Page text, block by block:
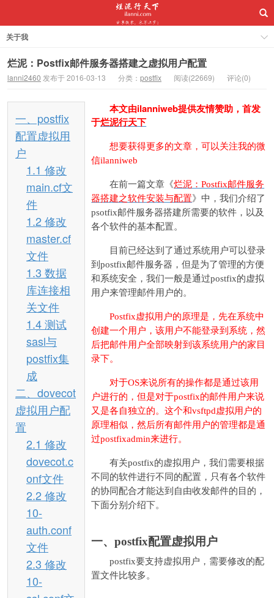
关于我
烂泥：Postfix邮件服务器搭建之虚拟用户配置
lanni2460 发布于 2016-03-13 分类： postfix 阅读(22669) 评论(0)
一、postfix
配置虚拟用
户
1.1 修改
main.cf文
件
1.2 修改
master.cf
文件
1.3 数据
库连接相
关文件
1.4 测试
sasl与
postfix集
成
二、dovecot
虚拟用户配
置
2.1 修改
dovecot.c
onf文件
2.2 修改
10-
auth.conf
文件
2.3 修改
10-
本文由ilanniweb提供友情赞助，首发
于烂泥行天下
想要获得更多的文章，可以关注我的微
信ilanniweb
在前一篇文章《烂泥：Postfix邮件服务
器搭建之软件安装与配置》中，我们介绍了
psotfix邮件服务器搭建所需要的软件，以及
各个软件的基本配置。
目前已经达到了通过系统用户可以登录
到postfix邮件服务器，但是为了管理的方便
和系统安全，我们一般是通过postfix的虚拟
用户来管理邮件用户的。
Postfix虚拟用户的原理是，先在系统中
创建一个用户，该用户不能登录到系统，然
后把邮件用户全部映射到该系统用户的家目
录下。
对于OS来说所有的操作都是通过该用
户进行的，但是对于postfix的邮件用户来说
又是各自独立的。这个和vsftpd虚拟用户的
原理相似，然后所有邮件用户的管理都是通
过postfixadmin来进行。
有关postfix的虚拟用户，我们需要根据
不同的软件进行不同的配置，只有各个软件
的协同配合才能达到自由收发邮件的目的，
下面分别介绍下。
一、postfix配置虚拟用户
postfix要支持虚拟用户，需要修改的配
置文件比较多。